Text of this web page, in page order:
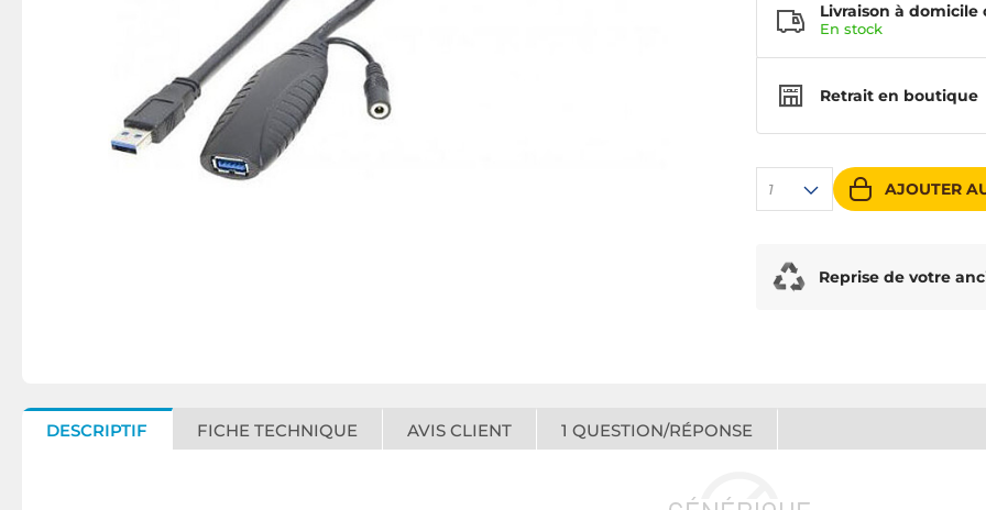
1 AJOUTER
Livraison à domicile
En stock
Retrait en boutique
Reprise de votre
DESCRIPTIF FICHE TECHNIQUE AVIS CLIENT 1 QUESTION/RÉPONSE